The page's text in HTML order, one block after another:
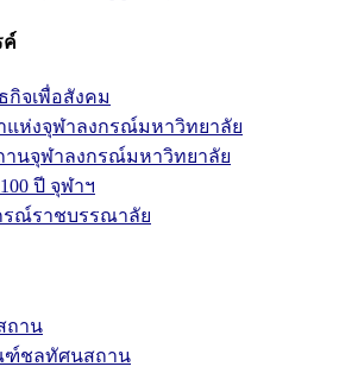
ค์
กิจเพื่อสังคม
แห่งจุฬาลงกรณ์มหาวิทยาลัย
านจุฬาลงกรณ์มหาวิทยาลัย
ปี จุฬาฯ
รณ์ราชบรรณาลัย
ถาน
ชลทัศนสถาน